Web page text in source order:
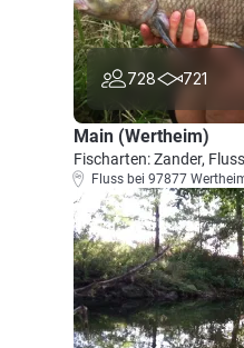
728 721
Main (Wertheim)
Fischarten: Zander,
Fluss bei 97877